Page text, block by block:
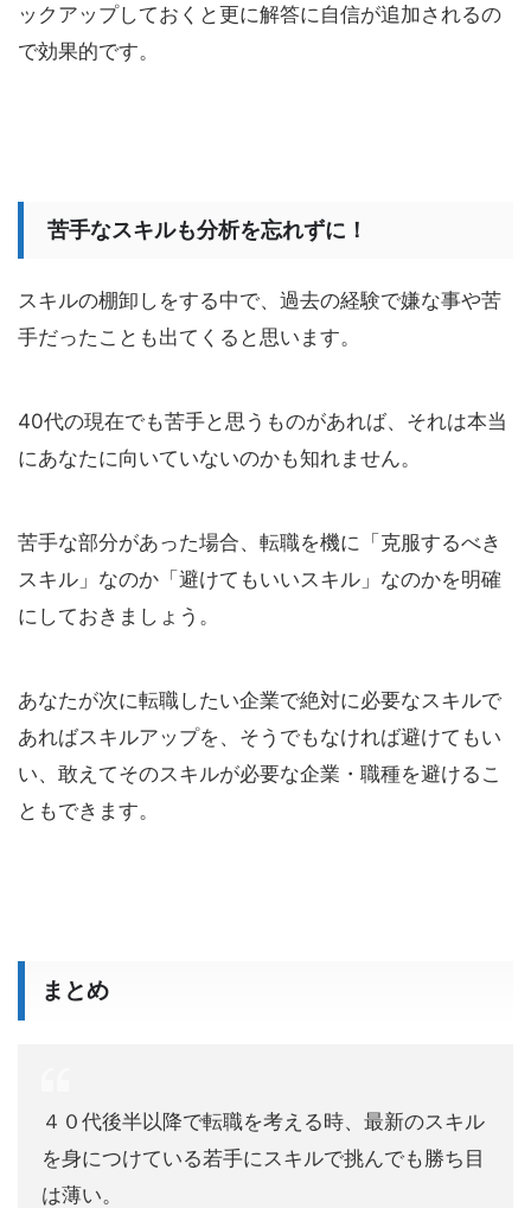
ックアップしておくと更に解答に自信が追加されるの
で効果的です。
苦手なスキルも分析を忘れずに！
スキルの棚卸しをする中で、過去の経験で嫌な事や苦
手だったことも出てくると思います。
40代の現在でも苦手と思うものがあれば、それは本当
にあなたに向いていないのかも知れません。
苦手な部分があった場合、転職を機に「克服するべき
スキル」なのか「避けてもいいスキル」なのかを明確
にしておきましょう。
あなたが次に転職したい企業で絶対に必要なスキルで
あればスキルアップを、そうでもなければ避けてもい
い、敢えてそのスキルが必要な企業・職種を避けるこ
ともできます。
まとめ
４０代後半以降で転職を考える時、最新のスキル
を身につけている若手にスキルで挑んでも勝ち目
は薄い。